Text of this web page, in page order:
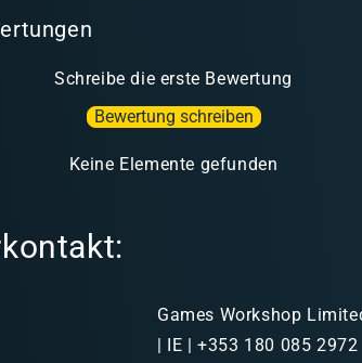
Schreibe die erste Bewertung
Bewertung schreiben
Keine Elemente gefunden
Games Workshop
| IE | +353 180 085 2972